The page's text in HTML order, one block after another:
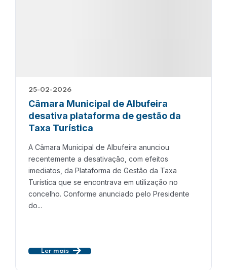
25-02-2026
Câmara Municipal de Albufeira
desativa plataforma de gestão da
Taxa Turística
A Câmara Municipal de Albufeira anunciou
recentemente a desativação, com efeitos
imediatos, da Plataforma de Gestão da Taxa
Turística que se encontrava em utilização no
concelho. Conforme anunciado pelo Presidente
do...
Ler mais